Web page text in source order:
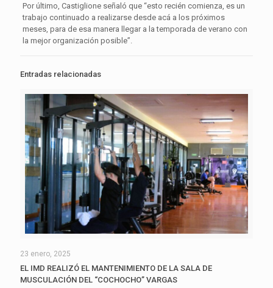
Por último, Castiglione señaló que “esto recién comienza, es un
trabajo continuado a realizarse desde acá a los próximos
meses, para de esa manera llegar a la temporada de verano con
la mejor organización posible”.
Entradas relacionadas
23 enero, 2025
EL IMD REALIZÓ EL MANTENIMIENTO DE LA SALA DE
MUSCULACIÓN DEL “COCHOCHO” VARGAS